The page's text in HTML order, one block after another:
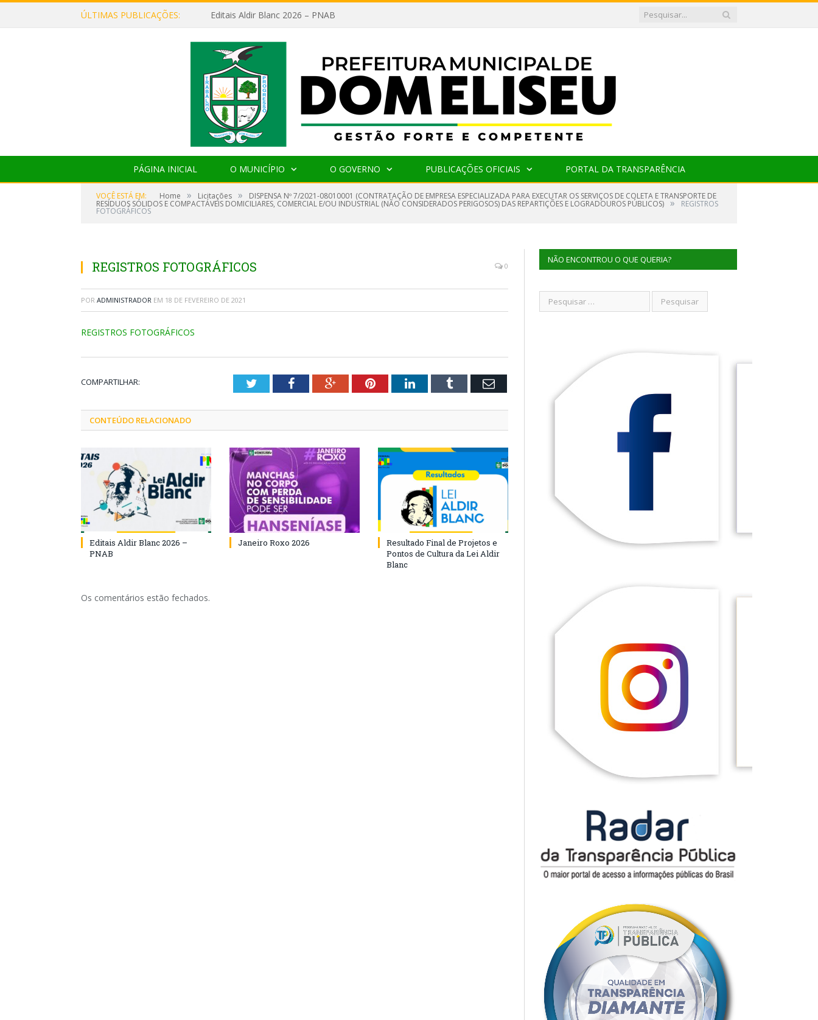
ÚLTIMAS PUBLICAÇÕES: Editais Aldir Blanc 2026 – PNAB
PÁGINA INICIAL O MUNICÍPIO O GOVERNO PUBLICAÇÕES OFICIAIS PORTAL DA TRANSPARÊNCIA
VOCÊ ESTÁ EM: Home » Licitações » DISPENSA Nº 7/2021-08010001 (CONTRATAÇÃO DE EMPRESA ESPECIALIZADA PARA EXECUTAR OS SERVIÇOS DE COLETA E TRANSPORTE DE
RESÍDUOS SÓLIDOS E COMPACTÁVEIS DOMICILIARES, COMERCIAL E/OU INDUSTRIAL (NÃO CONSIDERADOS PERIGOSOS) DAS REPARTIÇÕES E LOGRADOUROS PÚBLICOS) » REGISTROS
FOTOGRÁFICOS
REGISTROS FOTOGRÁFICOS 0
POR ADMINISTRADOR EM 18 DE FEVEREIRO DE 2021
REGISTROS FOTOGRÁFICOS
COMPARTILHAR: TwitterFacebookGoogle+PinterestLinkedInTumblr Email
CONTEÚDO RELACIONADO
Editais Aldir Blanc 2026 –
PNAB
Janeiro Roxo 2026
Resultado Final de Projetos e
Pontos de Cultura da Lei Aldir
Blanc
Os comentários estão fechados.
NÃO ENCONTROU O QUE QUERIA?